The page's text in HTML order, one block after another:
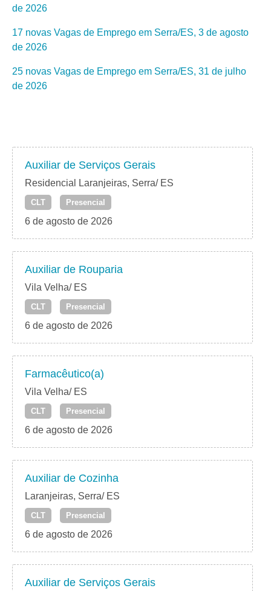
de 2026
17 novas Vagas de Emprego em Serra/ES, 3 de agosto
de 2026
25 novas Vagas de Emprego em Serra/ES, 31 de julho
de 2026
Auxiliar de Serviços Gerais
Residencial Laranjeiras, Serra/ ES
CLT Presencial
6 de agosto de 2026
Auxiliar de Rouparia
Vila Velha/ ES
CLT Presencial
6 de agosto de 2026
Farmacêutico(a)
Vila Velha/ ES
CLT Presencial
6 de agosto de 2026
Auxiliar de Cozinha
Laranjeiras, Serra/ ES
CLT Presencial
6 de agosto de 2026
Auxiliar de Serviços Gerais